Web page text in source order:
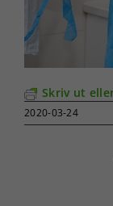
Skriv ut
2020-03-24